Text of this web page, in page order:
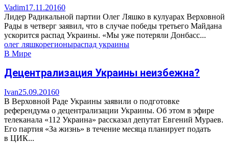
Vadim17.11.20160
Лидер Радикальной партии Олег Ляшко в кулуарах Верховной
Рады в четверг заявил, что в случае победы третьего Майдана
ускорится распад Украины. «Мы уже потеряли Донбасс...
олег ляшкорегионыраспад украины
В Мире
Децентрализация Украины неизбежна?
Ivan25.09.20160
В Верховной Раде Украины заявили о подготовке
референдума о децентрализации Украины. Об этом в эфире
телеканала «112 Украина» рассказал депутат Евгений Мураев.
Его партия «За жизнь» в течение месяца планирует подать
в ЦИК...